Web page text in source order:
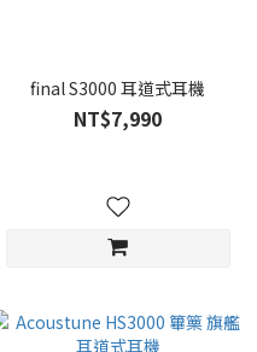
final S3000 耳道式耳機
NT$7,990